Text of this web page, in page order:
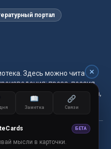
портал
Здесь можно читать
проза, поэзия,
и метки, удобная читалка,
день.
читателей и авторов.
Заметка Связи
БЕТА
мысли в карточки.